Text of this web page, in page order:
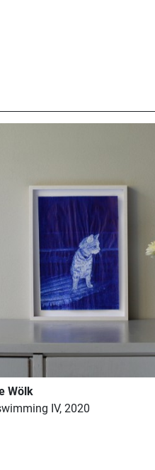
Wölk
IV, 2020